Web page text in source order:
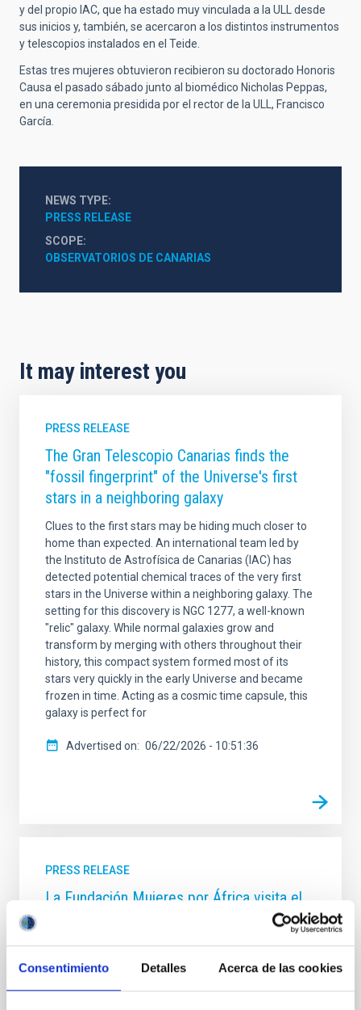
Consentimiento Detalles Acerca de las cookies
y del propio IAC, que ha estado muy vinculada a la ULL desde
sus inicios y, también, se acercaron a los distintos instrumentos
y telescopios instalados en el Teide.
Estas tres mujeres obtuvieron recibieron su doctorado Honoris
Causa el pasado sábado junto al biomédico Nicholas Peppas,
en una ceremonia presidida por el rector de la ULL, Francisco
García.
NEWS TYPE
PRESS RELEASE
SCOPE
OBSERVATORIOS DE CANARIAS
It may interest you
PRESS RELEASE
The Gran Telescopio Canarias finds the
"fossil fingerprint" of the Universe's first
stars in a neighboring galaxy
Clues to the first stars may be hiding much closer to
home than expected. An international team led by
the Instituto de Astrofísica de Canarias (IAC) has
detected potential chemical traces of the very first
stars in the Universe within a neighboring galaxy. The
setting for this discovery is NGC 1277, a well-known
"relic" galaxy. While normal galaxies grow and
transform by merging with others throughout their
history, this compact system formed most of its
stars very quickly in the early Universe and became
frozen in time. Acting as a cosmic time capsule, this
galaxy is perfect for
Advertised on 06/22/2026 - 10:51:36
PRESS RELEASE
La Fundación Mujeres por África visita el
IAC en el marco del programa Ciencia por
Representantes de la Fundación Mujeres por África